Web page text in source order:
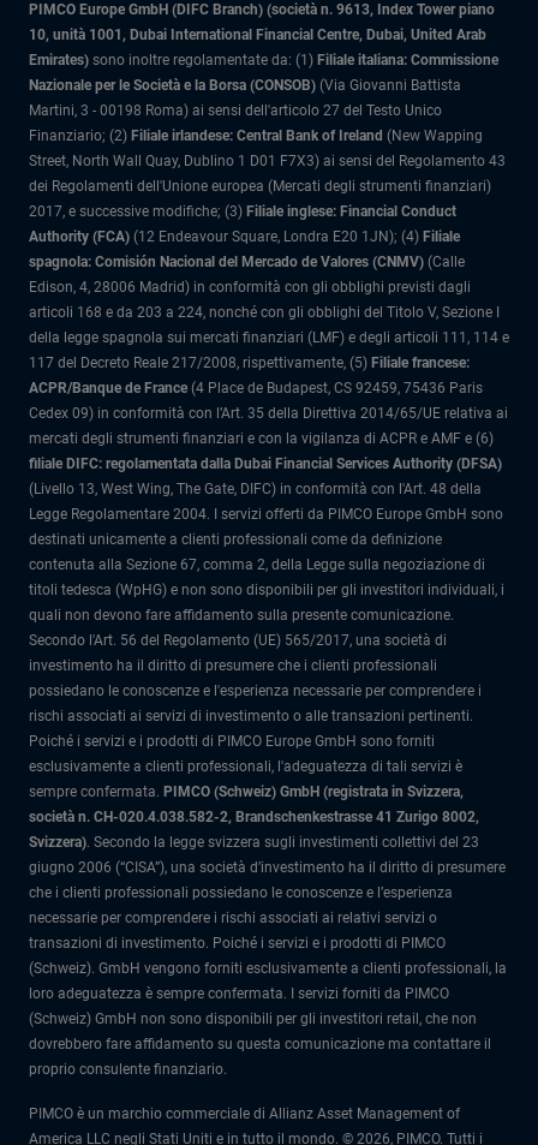
PIMCO Europe GmbH (DIFC Branch) (società n. 9613, Index Tower piano
10, unità 1001, Dubai International Financial Centre, Dubai, United Arab
Emirates) sono inoltre regolamentate da: (1) Filiale italiana: Commissione
Nazionale per le Società e la Borsa (CONSOB) (Via Giovanni Battista
Martini, 3 - 00198 Roma) ai sensi dell'articolo 27 del Testo Unico
Finanziario; (2) Filiale irlandese: Central Bank of Ireland (New Wapping
Street, North Wall Quay, Dublino 1 D01 F7X3) ai sensi del Regolamento 43
dei Regolamenti dell'Unione europea (Mercati degli strumenti finanziari)
2017, e successive modifiche; (3) Filiale inglese: Financial Conduct
Authority (FCA) (12 Endeavour Square, Londra E20 1JN); (4) Filiale
spagnola: Comisión Nacional del Mercado de Valores (CNMV) (Calle
Edison, 4, 28006 Madrid) in conformità con gli obblighi previsti dagli
articoli 168 e da 203 a 224, nonché con gli obblighi del Titolo V, Sezione I
della legge spagnola sui mercati finanziari (LMF) e degli articoli 111, 114 e
117 del Decreto Reale 217/2008, rispettivamente, (5) Filiale francese:
ACPR/Banque de France (4 Place de Budapest, CS 92459, 75436 Paris
Cedex 09) in conformità con l’Art. 35 della Direttiva 2014/65/UE relativa ai
mercati degli strumenti finanziari e con la vigilanza di ACPR e AMF e (6)
filiale DIFC: regolamentata dalla Dubai Financial Services Authority (DFSA)
(Livello 13, West Wing, The Gate, DIFC) in conformità con l'Art. 48 della
Legge Regolamentare 2004. I servizi offerti da PIMCO Europe GmbH sono
destinati unicamente a clienti professionali come da definizione
contenuta alla Sezione 67, comma 2, della Legge sulla negoziazione di
titoli tedesca (WpHG) e non sono disponibili per gli investitori individuali, i
quali non devono fare affidamento sulla presente comunicazione.
Secondo l'Art. 56 del Regolamento (UE) 565/2017, una società di
investimento ha il diritto di presumere che i clienti professionali
possiedano le conoscenze e l'esperienza necessarie per comprendere i
rischi associati ai servizi di investimento o alle transazioni pertinenti.
Poiché i servizi e i prodotti di PIMCO Europe GmbH sono forniti
esclusivamente a clienti professionali, l'adeguatezza di tali servizi è
sempre confermata. PIMCO (Schweiz) GmbH (registrata in Svizzera,
società n. CH-020.4.038.582-2, Brandschenkestrasse 41 Zurigo 8002,
Svizzera). Secondo la legge svizzera sugli investimenti collettivi del 23
giugno 2006 (“CISA”), una società d’investimento ha il diritto di presumere
che i clienti professionali possiedano le conoscenze e l’esperienza
necessarie per comprendere i rischi associati ai relativi servizi o
transazioni di investimento. Poiché i servizi e i prodotti di PIMCO
(Schweiz). GmbH vengono forniti esclusivamente a clienti professionali, la
loro adeguatezza è sempre confermata.
I servizi forniti da PIMCO
(Schweiz) GmbH non sono disponibili per gli investitori retail, che non
dovrebbero fare affidamento su questa comunicazione ma contattare il
proprio consulente finanziario.
PIMCO è un marchio commerciale di Allianz Asset Management of
America LLC negli Stati Uniti e in tutto il mondo. © 2026, PIMCO. Tutti i